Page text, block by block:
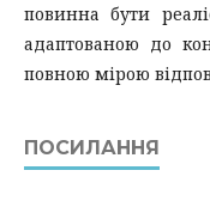
повинна бути
адаптованою до
повною мірою
ПОСИЛАННЯ